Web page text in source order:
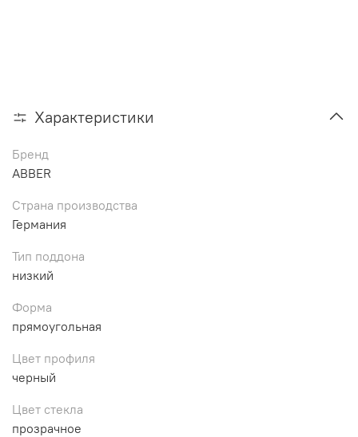
Характеристики
Бренд
ABBER
Страна производства
Германия
Тип поддона
низкий
Форма
прямоугольная
Цвет профиля
черный
Цвет стекла
прозрачное